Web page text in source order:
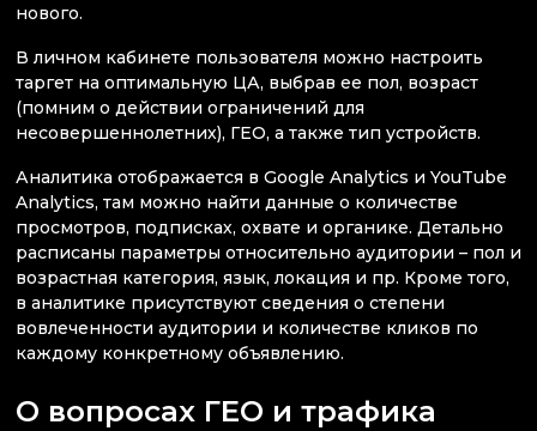
нового.
В личном кабинете пользователя можно настроить
таргет на оптимальную ЦА, выбрав ее пол, возраст
(помним о действии ограничений для
несовершеннолетних), ГЕО, а также тип устройств.
Аналитика отображается в Google Analytics и YouTube
Analytics, там можно найти данные о количестве
просмотров, подписках, охвате и органике. Детально
расписаны параметры относительно аудитории – пол и
возрастная категория, язык, локация и пр. Кроме того,
в аналитике присутствуют сведения о степени
вовлеченности аудитории и количестве кликов по
каждому конкретному объявлению.
О вопросах ГЕО и трафика